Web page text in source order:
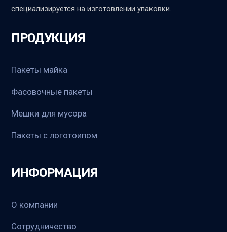
специализируется на изготовлении упаковки.
ПРОДУКЦИЯ
Пакеты майка
Фасовочные пакеты
Мешки для мусора
Пакеты с логотоипом
ИНФОРМАЦИЯ
О компании
Сотрудничество